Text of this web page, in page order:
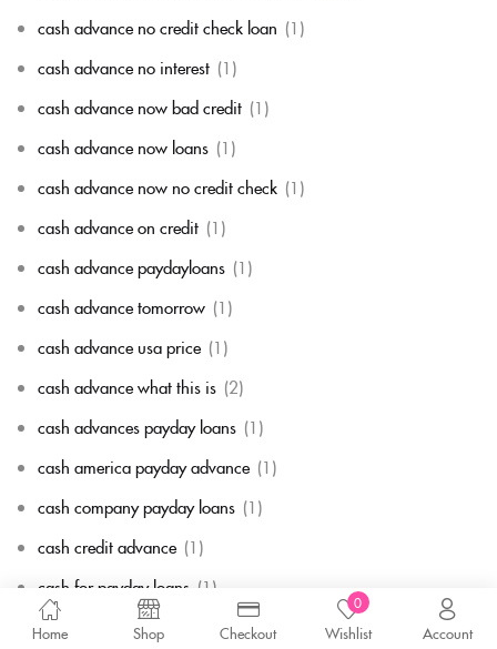
Home Shop Checkout
0
Wishlist Account
cash advance no credit check loan (1)
cash advance no interest (1)
cash advance now bad credit (1)
cash advance now loans (1)
cash advance now no credit check (1)
cash advance on credit (1)
cash advance paydayloans (1)
cash advance tomorrow (1)
cash advance usa price (1)
cash advance what this is (2)
cash advances payday loans (1)
cash america payday advance (1)
cash company payday loans (1)
cash credit advance (1)
cash for payday loans (1)
cash go payday loan